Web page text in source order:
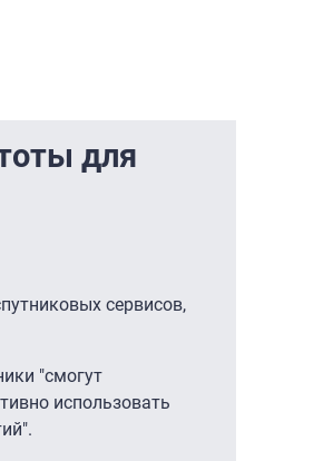
для
сервисов,
"смогут
использовать